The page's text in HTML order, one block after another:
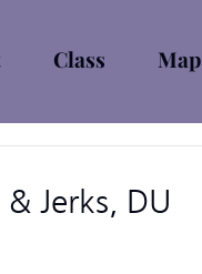
Class Map
Jerks, DU